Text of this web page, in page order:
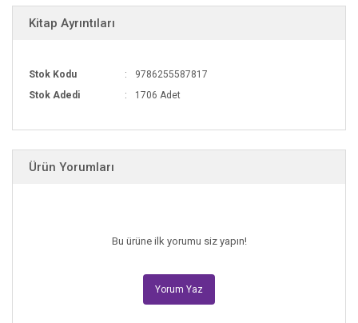
Kitap Ayrıntıları
Stok Kodu
9786255587817
Stok Adedi
1706 Adet
Ürün Yorumları
Bu ürüne ilk yorumu siz yapın!
Yorum Yaz